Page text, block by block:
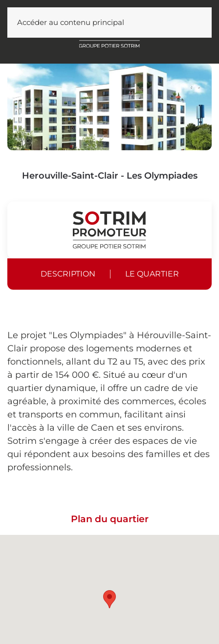
Accéder au contenu principal
Herouville-Saint-Clair - Les Olympiades
DESCRIPTION LE QUARTIER
Le projet "Les Olympiades" à Hérouville-Saint-
Clair propose des logements modernes et
fonctionnels, allant du T2 au T5, avec des prix
à partir de 154 000 €. Situé au cœur d'un
quartier dynamique, il offre un cadre de vie
agréable, à proximité des commerces, écoles
et transports en commun, facilitant ainsi
l'accès à la ville de Caen et ses environs.
Sotrim s'engage à créer des espaces de vie
qui répondent aux besoins des familles et des
professionnels.
Plan du quartier